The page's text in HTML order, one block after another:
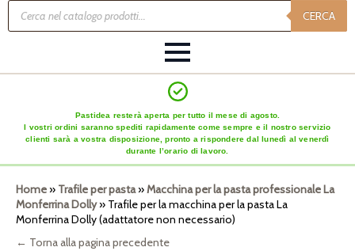
Ricerca
prodotti CERCA
Pastidea resterà aperta per tutto il mese di agosto.
I vostri ordini saranno spediti rapidamente come sempre e il nostro servizio
clienti sarà a vostra disposizione, pronto a rispondere dal lunedì al venerdì
durante l’orario di lavoro.
Home» Trafile per pasta»Macchina per la pasta professionale La
Monferrina Dolly» Trafile per la macchina per la pasta La
Monferrina Dolly (adattatore non necessario)
← Torna alla pagina precedente